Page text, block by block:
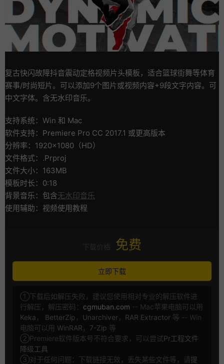
复古快闪故障抖音震动定格视频片头模板，适合篮球街舞等体育
赛事/时尚短片。可以添加9个图片或视频内容+9段文字内容。可
中文字体。含无水印音乐。
支持系统：Win 和 Mac
软件支持：Premiere Pro CC 2017.1 或更高版本
分辨率：1920×1080（HD）
文件格式：.Prproj
文件大小：163MB
模板时长：0:18
背景音乐：包含无水印音乐
使用辅助：视频使用教程
免费
立即下载
①下载后如解压失败，建议您使用相对专业的解压软件进
行解压，解压密码： cgmuban.com -- Mac苹果电脑可以用
Keka ， BetterZip ， Unarchiver， RAR Extractor 等 -- Win
电脑可以用 WinRAR ， 7-Zip 等
②Premiere软件版本号不符合要求，可以尝试Pr工程文件
降级工具
③对于任何问题：下载链接无效，丢失某些文件等，请提